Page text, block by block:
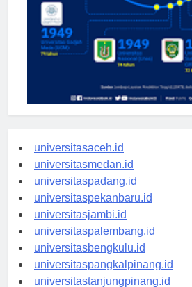
universitasaceh.id
universitasmedan.id
universitaspadang.id
universitaspekanbaru.id
universitasjambi.id
universitaspalembang.id
universitasbengkulu.id
universitaspangkalpinang.id